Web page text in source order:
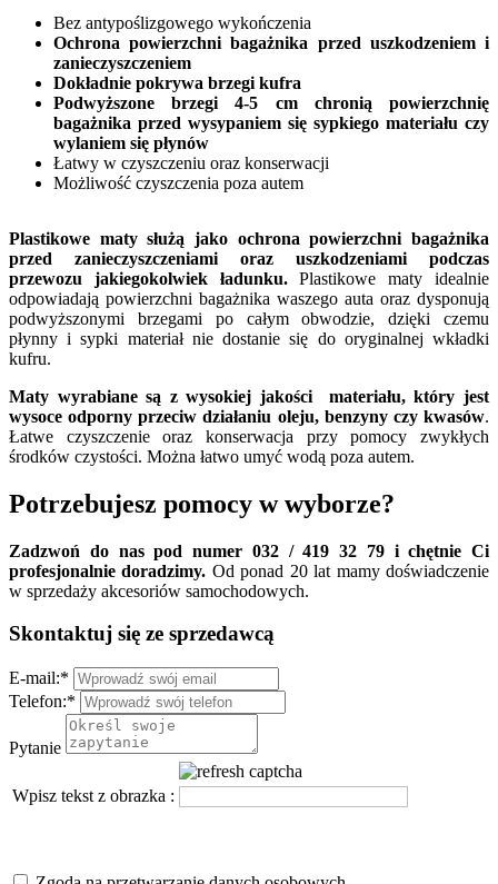
Bez antypoślizgowego wykończenia
Ochrona powierzchni bagażnika przed uszkodzeniem i
zanieczyszczeniem
Dokładnie pokrywa brzegi kufra
Podwyższone brzegi 4-5 cm chronią powierzchnię
bagażnika przed wysypaniem się sypkiego materiału czy
wylaniem się płynów
Łatwy w czyszczeniu oraz konserwacji
Możliwość czyszczenia poza autem
Plastikowe maty służą jako ochrona powierzchni bagażnika
przed zanieczyszczeniami oraz uszkodzeniami podczas
przewozu jakiegokolwiek ładunku.Plastikowe maty idealnie
odpowiadają powierzchni bagażnika waszego auta oraz dysponują
podwyższonymi brzegami po całym obwodzie, dzięki czemu
płynny i sypki materiał nie dostanie się do oryginalnej wkładki
kufru.
Maty wyrabiane są z wysokiej jakości materiału, który jest
wysoce odporny przeciw działaniu oleju, benzyny czy kwasów.
Łatwe czyszczenie oraz konserwacja przy pomocy zwykłych
środków czystości. Można łatwo umyć wodą poza autem.
Potrzebujesz pomocy w wyborze?
Zadzwoń do nas pod numer 032 / 419 32 79 i chętnie Ci
profesjonalnie doradzimy. Od ponad 20 lat mamy doświadczenie
w sprzedaży akcesoriów samochodowych.
Skontaktuj się ze sprzedawcą
E-mail:*
Telefon:*
Pytanie
Wpisz tekst z obrazka :